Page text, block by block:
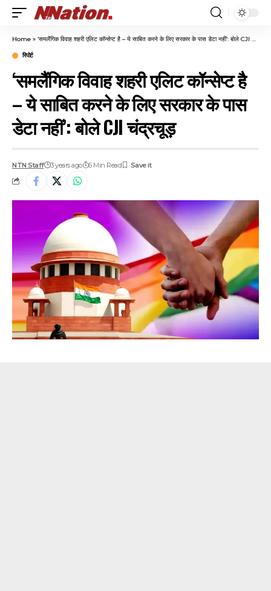
Home » ‘समलैंगिक विवाह शहरी एलिट कॉन्सेप्ट है – ये साबित करने के लिए सरकार के पास डेटा नहीं’: बोले CJI चंद्रचूड़
रिपोर्ट
‘समलैंगिक विवाह शहरी एलिट कॉन्सेप्ट है
– ये साबित करने के लिए सरकार के पास
डेटा नहीं’: बोले CJI चंद्रचूड़
NTN Staff 3 years ago 6 Min Read